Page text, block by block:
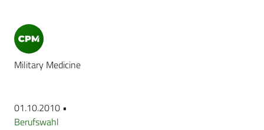
Military Medicine
01.10.2010 •
Berufswahl